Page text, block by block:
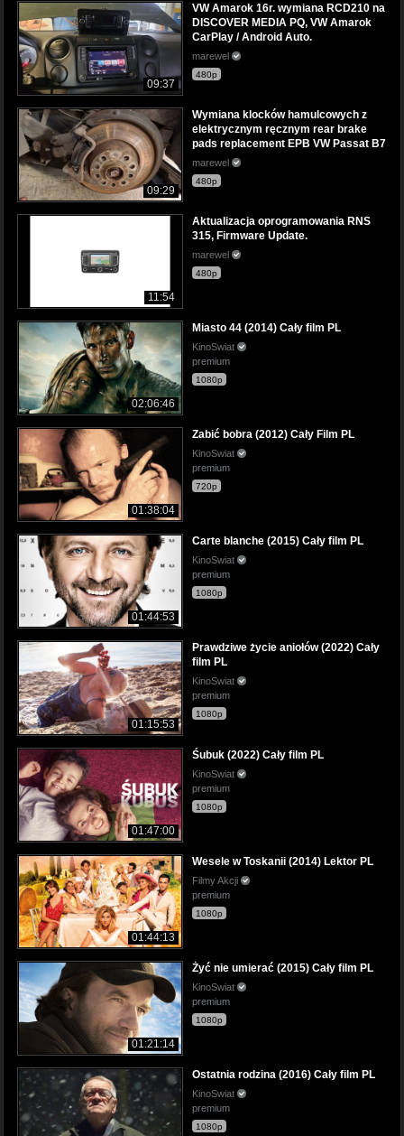
09:37
VW Amarok 16r. wymiana RCD210 na
DISCOVER MEDIA PQ, VW Amarok
CarPlay / Android Auto.
marewel
480p
09:29
Wymiana klocków hamulcowych z
elektrycznym ręcznym rear brake
pads replacement EPB VW Passat B7
marewel
480p
11:54
Aktualizacja oprogramowania RNS
315, Firmware Update.
marewel
480p
02:06:46
Miasto 44 (2014) Cały film PL
KinoSwiat
premium
1080p
01:38:04
Zabić bobra (2012) Cały Film PL
KinoSwiat
premium
720p
01:44:53
Carte blanche (2015) Cały film PL
KinoSwiat
premium
1080p
01:15:53
Prawdziwe życie aniołów (2022) Cały
film PL
KinoSwiat
premium
1080p
01:47:00
Śubuk (2022) Cały film PL
KinoSwiat
premium
1080p
01:44:13
Wesele w Toskanii (2014) Lektor PL
Filmy Akcji
premium
1080p
01:21:14
Żyć nie umierać (2015) Cały film PL
KinoSwiat
premium
1080p
Ostatnia rodzina (2016) Cały film PL
KinoSwiat
premium
1080p